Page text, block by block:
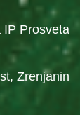
IP Prosveta
Zrenjanin